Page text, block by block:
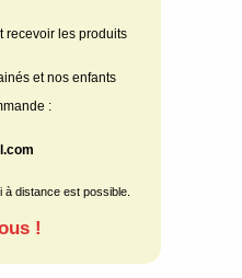
recevoir les produits
et nos enfants
:
distance est possible.
!